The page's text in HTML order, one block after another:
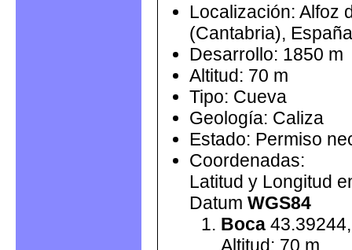
Localización: Alfoz
(Cantabria), España
Desarrollo: 1850 m
Altitud: 70 m
Tipo: Cueva
Geología: Caliza
Estado: Permiso
Coordenadas:
Latitud y Longitud
Datum WGS84
Boca
Altitud: 70 m